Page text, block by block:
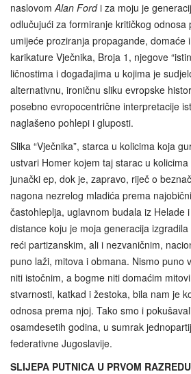
naslovomAlan Fordi za moju je
odlučujući za formiranje kritičkog odnosa
umijeće proziranja propagande, domaće
karikature Vječnika, Broja 1, njegove
ličnostima i događajima u kojima je
alternativnu, ironičnu sliku evropske
posebno evropocentrične interpretacije
naglašeno pohlepi i gluposti.
Slika “Vječnika”, starca u kolicima koja
ustvari Homer kojem taj starac u
junački ep, dok je, zapravo, riječ o
nagona nezrelog mladića prema
častohleplja, uglavnom budala iz Helade
distance koju je moja generacija
reći partizanskim, ali i nezvaničnim,
puno laži, mitova i obmana. Nismo puno
niti istočnim, a bogme niti domaćim
stvarnosti, katkad i žestoka, bila nam je
odnosa prema njoj. Tako smo i
osamdesetih godina, u sumrak
federativne Jugoslavije.
SLIJEPA PUTNICA U PRVOM RAZREDU